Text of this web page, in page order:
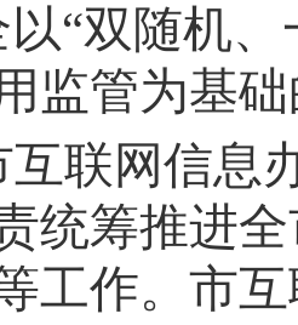
以“双随机
监管为基
互联网信息
统筹推进
工作。 市